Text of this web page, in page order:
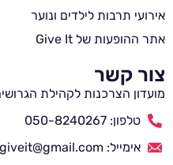
אירועי תרבות לילדים ונוער
אתר ההופעות של Give It
צור קשר
מועדון הצרכנות לקהילת
טלפון: 050-8240267
אימייל: office.giveit@gmail.com